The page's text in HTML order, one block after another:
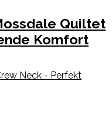
Quiltet
Komfort